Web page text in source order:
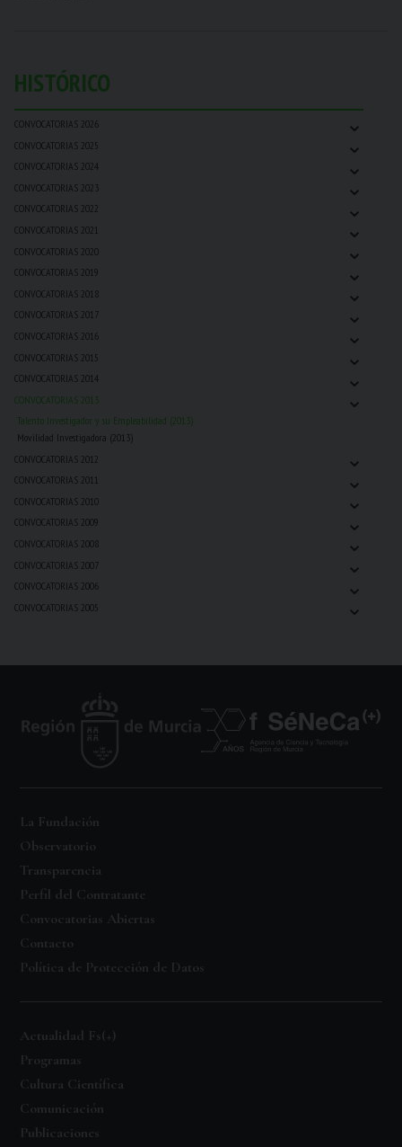
HISTÓRICO
CONVOCATORIAS 2026 ⌄
CONVOCATORIAS 2025 ⌄
CONVOCATORIAS 2024 ⌄
CONVOCATORIAS 2023 ⌄
CONVOCATORIAS 2022 ⌄
CONVOCATORIAS 2021 ⌄
CONVOCATORIAS 2020 ⌄
CONVOCATORIAS 2019 ⌄
CONVOCATORIAS 2018 ⌄
CONVOCATORIAS 2017 ⌄
CONVOCATORIAS 2016 ⌄
CONVOCATORIAS 2015 ⌄
CONVOCATORIAS 2014 ⌄
CONVOCATORIAS 2013 ⌄
Talento Investigador y su Empleabilidad (2013)
Movilidad Investigadora (2013)
CONVOCATORIAS 2012
⌄
CONVOCATORIAS 2011 ⌄
CONVOCATORIAS 2010 ⌄
CONVOCATORIAS 2009 ⌄
CONVOCATORIAS 2008 ⌄
CONVOCATORIAS 2007 ⌄
CONVOCATORIAS 2006 ⌄
CONVOCATORIAS 2005 ⌄
La Fundación
Observatorio
Transparencia
Perfil del Contratante
Convocatorias Abiertas
Contacto
Política de Protección de Datos
Actualidad Fs(+)
Programas
Cultura Científica
Comunicación
Publicaciones